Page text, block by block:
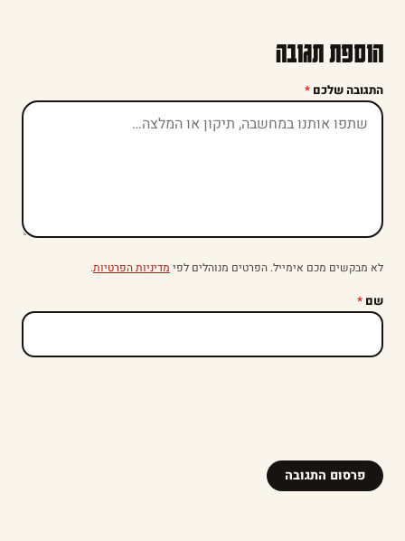
הוספת תגובה
התגובה שלכם *
לא מבקשים מכם אימייל. הפרטים מנוהלים לפי מדיניות הפרטיות.
שם *